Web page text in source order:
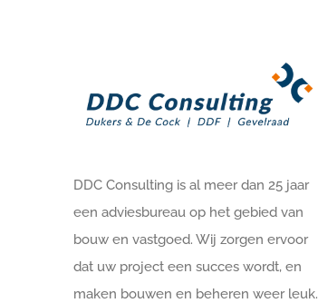
DDC Consulting is al meer dan 25 jaar
een adviesbureau op het gebied van
bouw en vastgoed. Wij zorgen ervoor
dat uw project een succes wordt, en
maken bouwen en beheren weer leuk.